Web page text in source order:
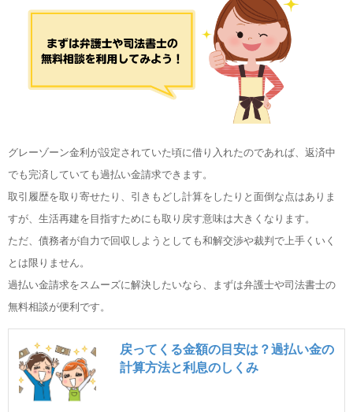
グレーゾーン金利が設定されていた頃に借り入れたのであれば、返済中
でも完済していても過払い金請求できます。
取引履歴を取り寄せたり、引きもどし計算をしたりと面倒な点はありま
すが、生活再建を目指すためにも取り戻す意味は大きくなります。
ただ、債務者が自力で回収しようとしても和解交渉や裁判で上手くいく
とは限りません。
過払い金請求をスムーズに解決したいなら、まずは弁護士や司法書士の
無料相談が便利です。
戻ってくる金額の目安は？過払い金の
計算方法と利息のしくみ